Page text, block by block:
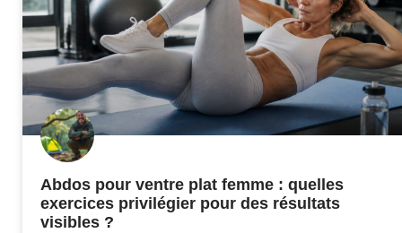
Abdos pour ventre plat femme : quelles
exercices privilégier pour des résultats
visibles ?